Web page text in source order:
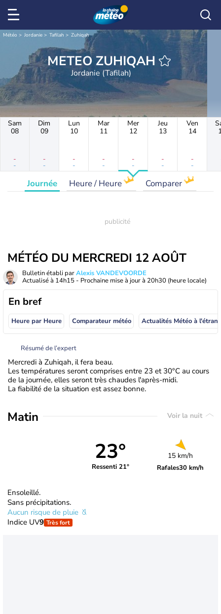
Météo Jordanie Tafilah Zuhiqah
METEO ZUHIQAH
Jordanie (Tafilah)
Sam
08
-
-
Dim
09
-
-
Lun
10
-
-
Mar
11
-
-
Mer
12
-
-
Jeu
13
-
-
Ven
14
-
-
Journée Heure / Heure Comparer
MÉTÉO DU MERCREDI 12 AOÛT
Bulletin établi parAlexis VANDEVOORDE
Actualisé à 14h15 - Prochaine mise à jour à 20h30 (heure locale)
En bref
Heure par Heure Comparateur météo
Résumé de l’expert
Mercredi à Zuhiqah, il fera beau.
Les températures seront comprises entre 23 et 30°C au cours
de la journée, elles seront très chaudes l'après-midi.
La fiabilité de la situation est assez bonne.
Matin Voir la nuit
23°
Ressenti 21°
15 km/h
Rafales30 km/h
Ensoleillé.
Sans précipitations.
Aucun risque de pluie
Indice UV9 Très fort